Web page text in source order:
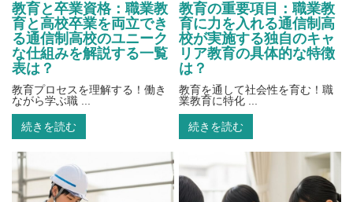
教育と卒業資格：職業教
育と高校卒業を両立でき
る通信制高校のユニーク
な仕組みを解説する一覧
表は？
教育プロセスを理解する！働き
ながら学ぶ職 ...
続きを読む
教育の重要項目：職業教
育に力を入れる通信制高
校が実施する独自のキャ
リア教育の具体的な特徴
は？
教育を通して社会性を育む！職
業教育に特化 ...
続きを読む